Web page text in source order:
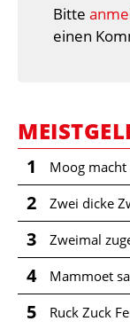
Bitte
einen
1 Moog
2 Zwei dicke
3 Zweimal
4 Mammoet
5 Ruck Zuck